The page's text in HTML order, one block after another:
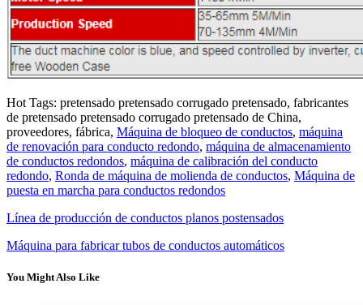
Hot Tags: pretensado pretensado corrugado pretensado, fabricantes
de pretensado pretensado corrugado pretensado de China,
proveedores, fábrica, Máquina de bloqueo de conductos, máquina
de renovación para conducto redondo, máquina de almacenamiento
de conductos redondos, máquina de calibración del conducto
redondo, Ronda de máquina de molienda de conductos, Máquina de
puesta en marcha para conductos redondos
Línea de producción de conductos planos postensados
Máquina para fabricar tubos de conductos automáticos
You Might Also Like